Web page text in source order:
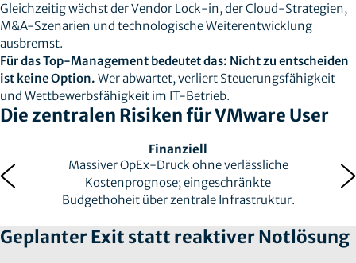
Gleichzeitig wächst der Vendor Lock-in, der Cloud-Strategien,
M&A-Szenarien und technologische Weiterentwicklung
ausbremst.
Für das Top-Management bedeutet das: Nicht zu entscheiden
ist keine Option. Wer abwartet, verliert Steuerungsfähigkeit
und Wettbewerbsfähigkeit im IT‑Betrieb.
Die zentralen Risiken für VMware User
Finanziell
Massiver OpEx-Druck ohne verlässliche
Kostenprognose; eingeschränkte
Budgethoheit über zentrale Infrastruktur.
Geplanter Exit statt reaktiver Notlösung